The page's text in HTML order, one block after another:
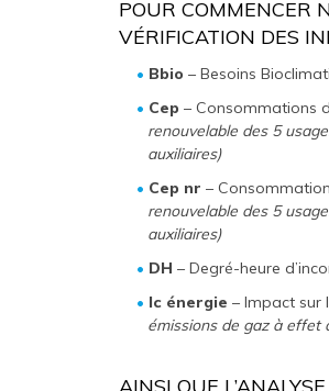
POUR COMMENCER
VÉRIFICATION DES
Bbio – Besoins
Cep – Consommations
renouvelable des 5
auxiliaires)
Cep nr –
renouvelable des 5
auxiliaires)
DH – Degré-heure
Ic énergie – Impact sur
émissions de gaz à effet
AINSI QUE